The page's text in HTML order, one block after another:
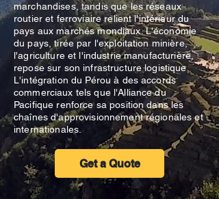
marchandises, tandis que les réseaux
routier et ferroviaire relient l'intérieur du
pays aux marchés mondiaux. L'économie
du pays, tirée par l'exploitation minière,
l'agriculture et l'industrie manufacturière,
repose sur son infrastructure logistique.
L'intégration du Pérou à des accords
commerciaux tels que l'Alliance du
Pacifique renforce sa position dans les
chaînes d'approvisionnement régionales et
internationales.
Get a Quote